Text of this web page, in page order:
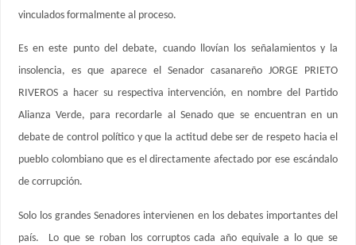
vinculados formalmente al proceso.
Es en este punto del debate, cuando llovían los señalamientos y la
insolencia, es que aparece el Senador casanareño JORGE PRIETO
RIVEROS a hacer su respectiva intervención, en nombre del Partido
Alianza Verde, para recordarle al Senado que se encuentran en un
debate de control político y que la actitud debe ser de respeto hacia el
pueblo colombiano que es el directamente afectado por ese escándalo
de corrupción.
Solo los grandes Senadores intervienen en los debates importantes del
país. Lo que se roban los corruptos cada año equivale a lo que se